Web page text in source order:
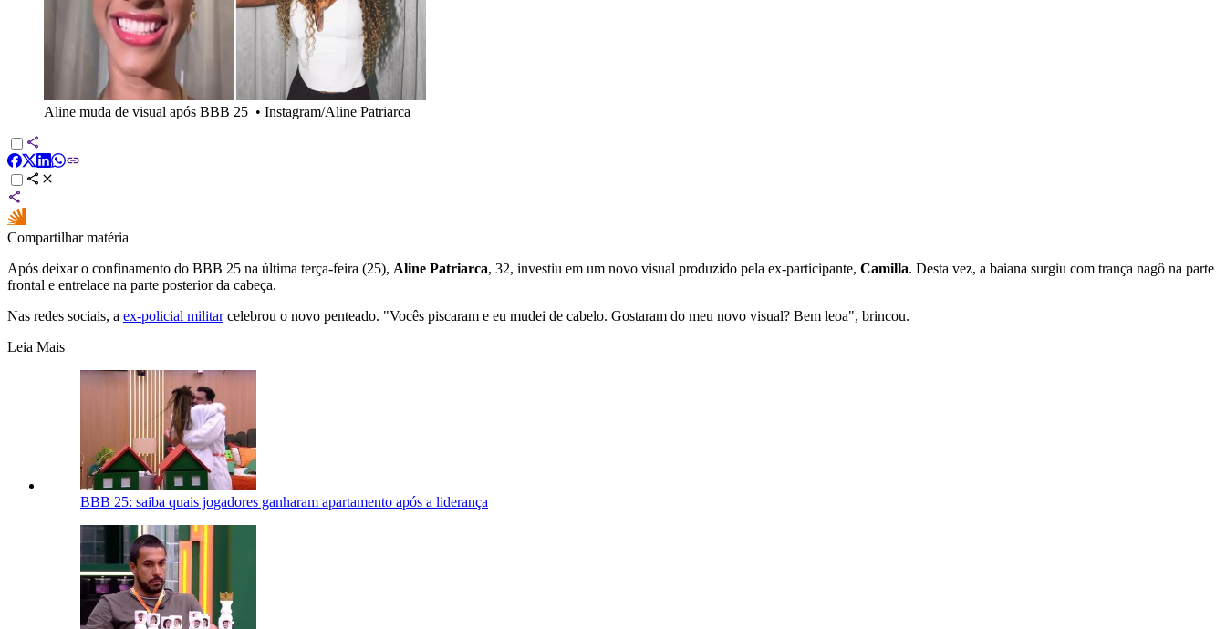
Aline muda de visual após BBB 25 • Instagram/Aline Patriarca
Compartilhar matéria
Após deixar o confinamento do BBB 25 na última terça-feira (25), Aline Patriarca, 32, investiu em um novo visual produzido pela ex-participante, Camilla. Desta vez, a baiana surgiu com trança nagô na parte
frontal e entrelace na parte posterior da cabeça.
Nas redes sociais, a ex-policial militarcelebrou o novo penteado. "Vocês piscaram e eu mudei de cabelo. Gostaram do meu novo visual? Bem leoa", brincou.
Leia Mais
BBB 25: saiba quais jogadores ganharam apartamento após a liderança